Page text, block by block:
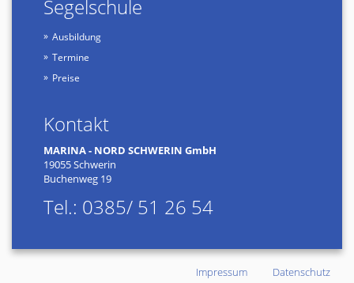
Segelschule
Ausbildung
Termine
Preise
Kontakt
MARINA - NORD SCHWERIN GmbH
19055 Schwerin
Buchenweg 19
Tel.: 0385/ 51 26 54
Impressum Datenschutz